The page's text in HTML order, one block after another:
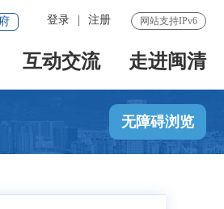
网站支持IPv6
登录 注册
互动交流 走进闽清
无障碍浏览